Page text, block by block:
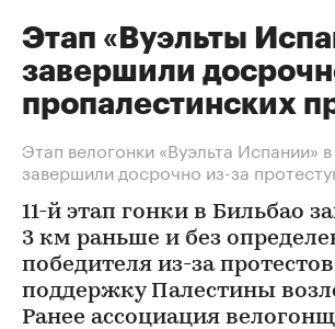
Этап «Вуэльты
завершили
пропалестинских
Этап велогонки «Вуэльта Испании»
завершили досрочно из-за
11-й этап гонки в Бильбао
3 км раньше и без
победителя из-за
поддержку Палестины
Ранее ассоциация